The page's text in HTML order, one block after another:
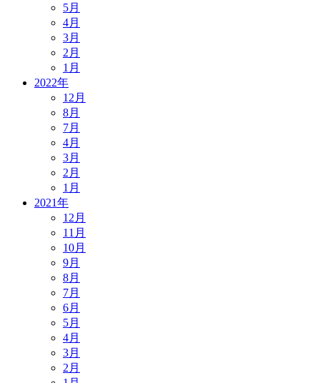
5月
4月
3月
2月
1月
2022年
12月
8月
7月
4月
3月
2月
1月
2021年
12月
11月
10月
9月
8月
7月
6月
5月
4月
3月
2月